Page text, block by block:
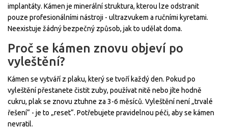
implantáty. Kámen je minerální struktura, kterou lze odstranit
pouze profesionálními nástroji - ultrazvukem a ručními kyretami.
Neexistuje žádný bezpečný způsob, jak to udělat doma.
Proč se kámen znovu objeví po
vyleštění?
Kámen se vytváří z plaku, který se tvoří každý den. Pokud po
vyleštění přestanete čistit zuby, používat nitě nebo jíte hodně
cukru, plak se znovu ztuhne za 3-6 měsíců. Vyleštění není „trvalé
řešení“ - je to „reset“. Potřebujete pravidelnou péči, aby se kámen
nevratil.